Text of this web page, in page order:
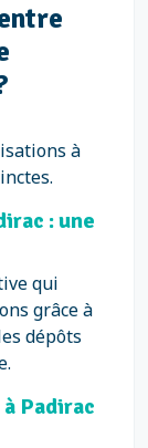
à
: une
qui
grâce à
dépôts
Padirac